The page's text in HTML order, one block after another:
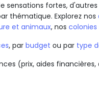
fortes,
thématique. Explorez nos
et animaux, nos
, par budget ou par type
(prix, aides